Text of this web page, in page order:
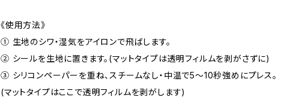
《使用方法》
① 生地のシワ・湿気をアイロンで飛ばします。
② シールを生地に置きます。(マットタイプは透明フィルムを剥がさずに)
③ シリコンペーパーを重ね、スチームなし・中温で5〜10秒強めにプレス。
(マットタイプはここで透明フィルムを剥がします)